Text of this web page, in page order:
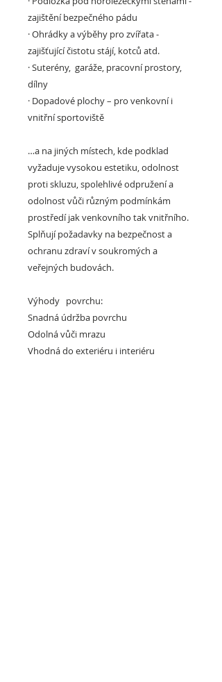
zajištění bezpečného pádu
·Ohrádky a výběhy pro zvířata-
zajišťující čistotu stájí, kotců atd.
·Suterény, garáže, pracovní prostory,
dílny
· Dopadové plochy – pro venkovní i
vnitřní sportoviště
…a na jiných místech, kde podklad
vyžaduje vysokou estetiku, odolnost
proti skluzu, spolehlivé odpružení a
odolnost vůči různým podmínkám
prostředí jak venkovního tak vnitřního.
Splňují požadavky na bezpečnost a
ochranu zdraví v soukromých a
veřejných budovách.
Výhody povrchu:
Snadná údržba povrchu
Odolná vůči mrazu
Vhodná do exteriéru i interiéru